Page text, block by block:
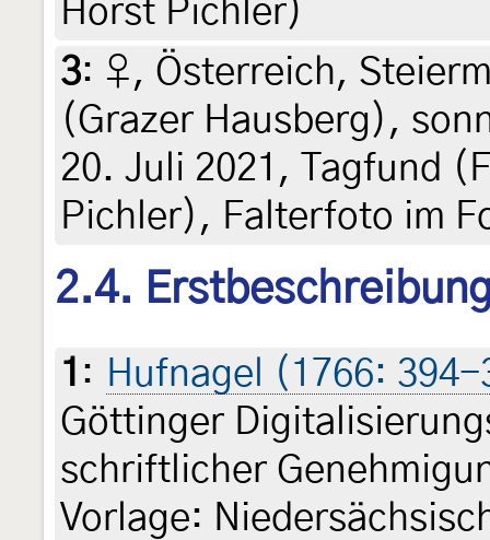
Horst Pichler)
3: ♀, Österreich,
(Grazer Hausberg),
20. Juli 2021, Tagfund
Pichler), Falterfoto im
2.4.
1 : Hufnagel (1766: 394-
Göttinger
schriftlicher
Vorlage: